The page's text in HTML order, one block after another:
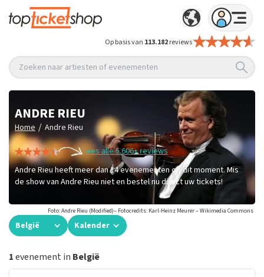
Op basis van 113.182reviews
Zoeken naar artiesten of evenementen
ANDRE RIEU
Home / Andre Rieu
Lees alle 5.606+ reviews
Andre Rieu heeft meer dan 14 evenementen op dit moment. Mis
de show van Andre Rieu niet en bestel nu direct uw tickets!
Foto: Andre Rieu (Modified)– Fotocredits: Karl-Heinz Meurer – Wikimedia Commons
België Kalender
1evenement in België